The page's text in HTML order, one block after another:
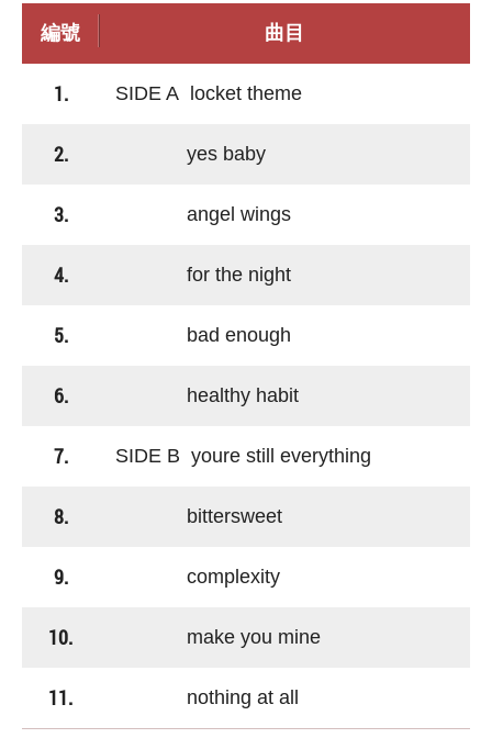
編號 曲目
1. SIDE A locket theme
2. yes baby
3. angel wings
4. for the night
5. bad enough
6. healthy habit
7. SIDE B youre still everything
8. bittersweet
9. complexity
10. make you mine
11. nothing at all